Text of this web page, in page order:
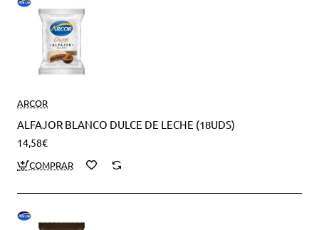
ARCOR
ALFAJOR BLANCO DULCE DE LECHE (18UDS)
14,58€